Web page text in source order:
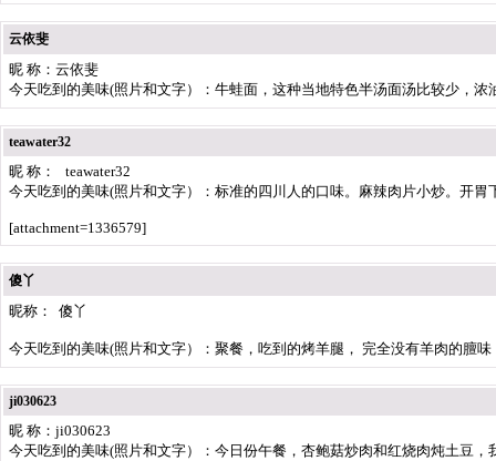
云依斐
昵 称：云依斐
今天吃到的美味(照片和文字）：牛蛙面，这种当地特色半汤面汤比较少，
teawater32
昵 称： teawater32
今天吃到的美味(照片和文字）：标准的四川人的口味。麻辣肉片小炒。开
[attachment=1336579]
傻丫
昵称： 傻丫
今天吃到的美味(照片和文字）：聚餐，吃到的烤羊腿， 完全没有羊肉的膻
ji030623
昵 称：ji030623
今天吃到的美味(照片和文字）：今日份午餐，杏鲍菇炒肉和红烧肉炖土豆